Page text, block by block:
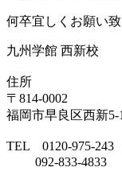
何卒宜しくお願い致
九州学館 西新校
住所
〒814-0002
福岡市早良区西新5-
TEL 0120-975-243
092-833-4833